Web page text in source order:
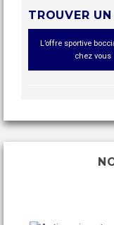
TROUVER
L’offre sportive
chez vous